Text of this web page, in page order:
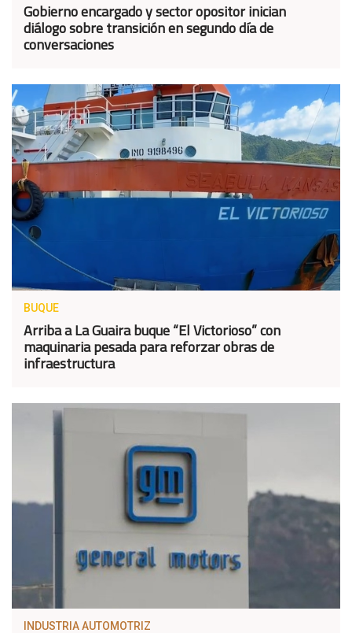
Gobierno encargado y sector opositor inician
diálogo sobre transición en segundo día de
conversaciones
BUQUE
Arriba a La Guaira buque “El Victorioso” con
maquinaria pesada para reforzar obras de
infraestructura
INDUSTRIA AUTOMOTRIZ